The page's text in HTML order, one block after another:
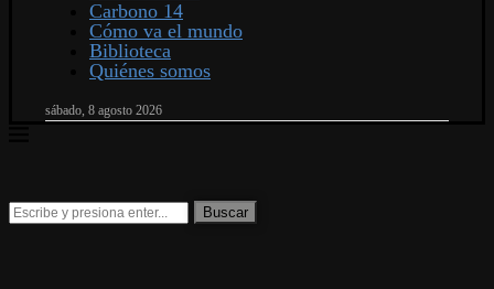
Carbono 14
Cómo va el mundo
Biblioteca
Quiénes somos
sábado, 8 agosto 2026